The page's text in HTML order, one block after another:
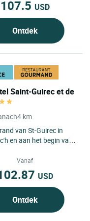
107.5 USD
Ontdek
Saint-Guirec et de
4 km
van St-Guirec in
en aan het begin van
in het...
Vanaf
USD
Ontdek